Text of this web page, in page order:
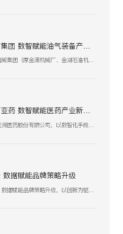
签约 | 逐鹿携手金石集团 数智赋能油气装备产业升级
近日，逐鹿携手江苏金石机械集团（原金浦机械厂、金湖石油机械有限公司 ），以数智化技术为引擎，聚焦油气装备产业创新升级，助力金石集团在研发、生产、服务全流程提效，驱动高压油气井口装备等业务开启数智化增长新篇 。
签约 | 逐鹿携手金石亚药 数智赋能医药产业新增长
近日，逐鹿携手四川金石亚洲医药股份有限公司，以数智化手段赋能医药产业升级，聚焦创新驱动与价值深挖，助力金石亚药在医药健康、新材料及机械设备等业务板块，开启高效增长、精准运营的全新阶段 。
据赋能品牌策略升级